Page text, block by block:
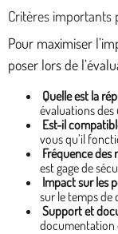
Critères importants
Pour maximiser
poser lors de
Quelle est la
évaluations des
Est-il
vous qu’il
Fréquence des
est gage de
Impact sur les
sur le temps de
Support et
documentation